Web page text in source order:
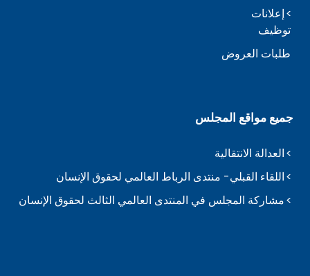
إعلانات
توظيف
طلبات العروض
جميع مواقع المجلس
العدالة الانتقالية
اللقاء القبلي- منتدى الرباط العالمي لحقوق الإنسان
مشاركة المجلس في المنتدى العالمي الثالث لحقوق الإنسان